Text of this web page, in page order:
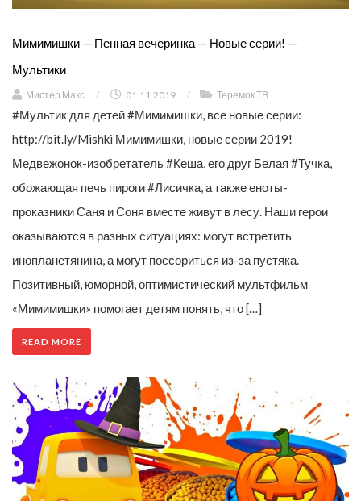
Мимимишки — Пенная вечеринка — Новые серии! —
Мультики
Мистер Макс / 01.11.2019 / Теремок ТВ
#Мультик для детей #Мимимишки, все новые серии:
http://bit.ly/Mishki Мимимишки, новые серии 2019!
Медвежонок-изобретатель #Кеша, его друг Белая #Тучка,
обожающая печь пироги #Лисичка, а также еноты-
проказники Саня и Соня вместе живут в лесу. Наши герои
оказываются в разных ситуациях: могут встретить
инопланетянина, а могут поссориться из-за пустяка.
Позитивный, юморной, оптимистический мультфильм
«Мимимишки» помогает детям понять, что […]
READ MORE